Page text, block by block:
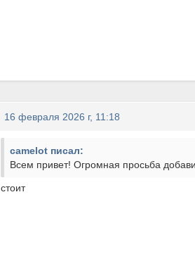
16 февраля 2026 г, 11:18
camelot писал:
Всем привет! Огромная просьба
стоит